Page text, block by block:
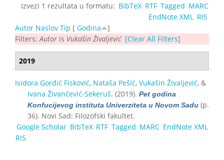
Izvezi 1 rezultata u formatu: BibTeX RTF Tagged MARC
EndNote XML
RIS
Autor Naslov Tip [ Godina
]
Filters: Autor is Vukašin Živalјević [Clear All Filters]
2019
Isidora Gordić Fisković, Nataša Pešić, Vukašin Živalјević, &
Ivana Živančević-Sekeruš. (2019). Pet godina
Konfucijevog instituta Univerziteta u Novom Sadu (p.
36). Novi Sad: Filozofski fakultet.
Google Scholar BibTeX RTF Tagged MARC EndNote XML
RIS